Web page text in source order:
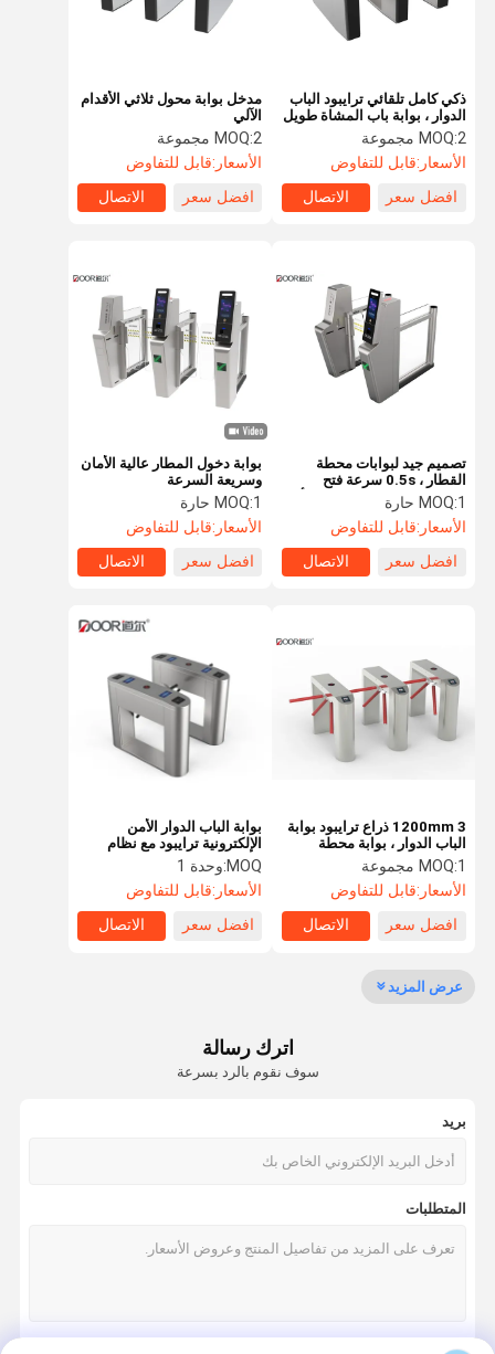
جولة في
مراقبة الجودة أخبار
الباب الدوار التعرف على الوجه
ترايبود الباب الدوار بوابة
ذكي كامل تلقائي ترايبود الباب
الدوار ، بوابة باب المشاة طويل
العمر الافتراضي
MOQ:2 مجموعة
الأسعار:قابل للتفاوض
افضل سعر
الاتصال
مدخل بوابة محول ثلاثي الأقدام
الآلي
MOQ:2 مجموعة
الأسعار:قابل للتفاوض
افضل سعر
الاتصال
تصميم جيد لبوابات محطة
القطار ، 0.5s سرعة فتح
بوابات الفولاذ المقاوم للصدأ
MOQ:1 حارة
الأسعار:قابل للتفاوض
افضل سعر
الاتصال
بوابة دخول المطار عالية الأمان
وسريعة السرعة
MOQ:1 حارة
الأسعار:قابل للتفاوض
افضل سعر
الاتصال
1200mm 3 ذراع ترايبود بوابة
الباب الدوار ، بوابة محطة
القطار Rs485 الاتصالات
MOQ:1 مجموعة
الأسعار:قابل للتفاوض
افضل سعر
الاتصال
بوابة الباب الدوار الأمن
الإلكترونية ترايبود مع نظام
التحكم في الوصول لمحطة
القطار
MOQ: وحدة 1
الأسعار:قابل للتفاوض
افضل سعر
الاتصال
عرض المزيد
اترك رسالة
سوف نقوم بالرد بسرعة
بريد
المتطلبات